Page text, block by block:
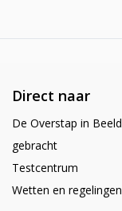
Direct naar
De Overstap in Beeld
gebracht
Testcentrum
Wetten en regelingen